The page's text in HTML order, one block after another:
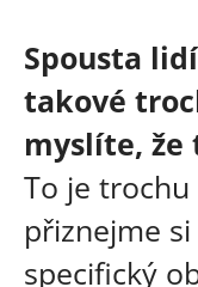
Spousta
takové
myslíte, že
To je
přiznejme
specifický